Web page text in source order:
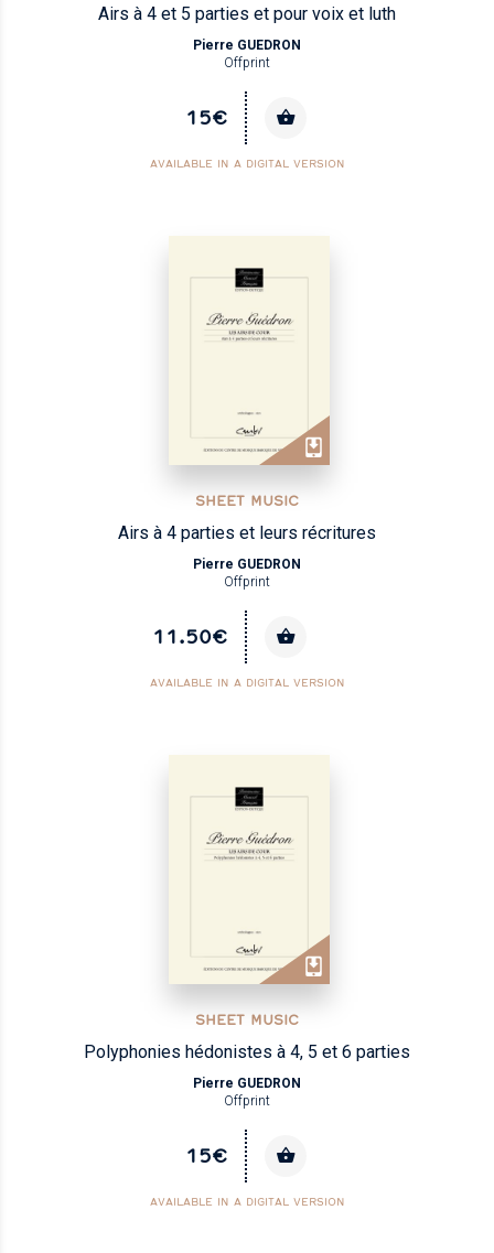
Airs à 4 et 5 parties et pour voix et luth
Pierre GUEDRON
Offprint
15€
AVAILABLE IN A DIGITAL VERSION
SHEET MUSIC
Airs à 4 parties et leurs récritures
Pierre GUEDRON
Offprint
11.50€
AVAILABLE IN A DIGITAL VERSION
SHEET MUSIC
Polyphonies hédonistes à 4, 5 et 6 parties
Pierre GUEDRON
Offprint
15€
AVAILABLE IN A DIGITAL VERSION